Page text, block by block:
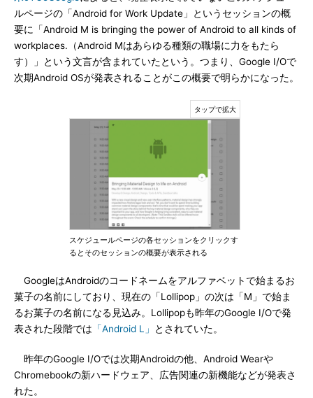
ルページの「Android for Work Update」というセッションの概
要に「Android M is bringing the power of Android to all kinds of
workplaces.（Android Mはあらゆる種類の職場に力をもたら
す）」という文言が含まれていたという。つまり、Google I/Oで
次期Android OSが発表されることがこの概要で明らかになった。
スケジュールページの各セッションをクリックす
るとそのセッションの概要が表示される
GoogleはAndroidのコードネームをアルファベットで始まるお
菓子の名前にしており、現在の「Lollipop」の次は「M」で始ま
るお菓子の名前になる見込み。Lollipopも昨年のGoogle I/Oで発
表された段階では 「Android L」 とされていた。
昨年のGoogle I/Oでは次期Androidの他、Android Wearや
Chromebookの新ハードウェア、広告関連の新機能などが発表さ
れた。